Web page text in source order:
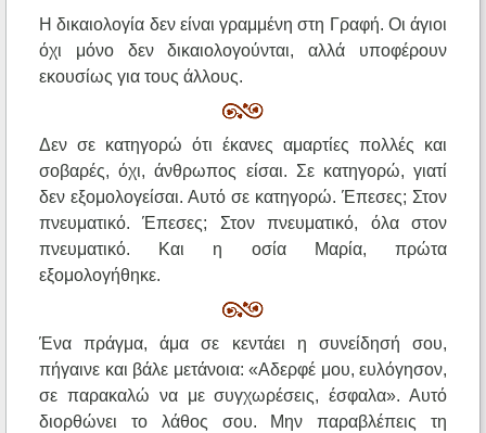
Η δικαιολογία δεν είναι γραμμένη στη Γραφή. Οι άγιοι
όχι μόνο δεν δικαιολογούνται, αλλά υποφέρουν
εκουσίως για τους άλλους.
Δεν σε κατηγορώ ότι έκανες αμαρτίες πολλές και
σοβαρές, όχι, άνθρωπος είσαι. Σε κατηγορώ, γιατί
δεν εξομολογείσαι. Αυτό σε κατηγορώ. Έπεσες; Στον
πνευματικό. Έπεσες; Στον πνευματικό, όλα στον
πνευματικό. Και η οσία Μαρία, πρώτα
εξομολογήθηκε.
Ένα πράγμα, άμα σε κεντάει η συνείδησή σου,
πήγαινε και βάλε μετάνοια: «Αδερφέ μου, ευλόγησον,
σε παρακαλώ να με συγχωρέσεις, έσφαλα». Αυτό
διορθώνει το λάθος σου. Μην παραβλέπεις τη